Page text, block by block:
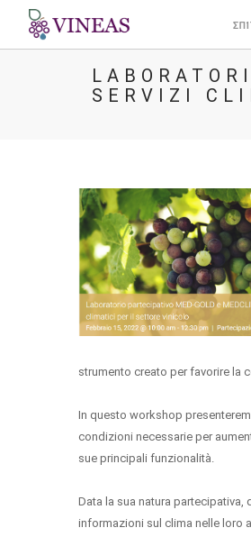
SERVIZI
strumento creato per favorire la
In questo workshop
condizioni necessarie per
sue principali funzionalità.
Data la sua natura
informazioni sul clima nelle loro